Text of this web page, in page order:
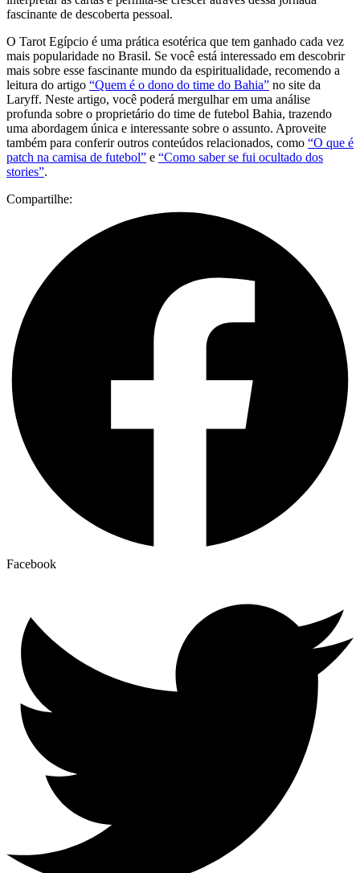
fascinante de descoberta pessoal.
O Tarot Egípcio é uma prática esotérica que tem ganhado cada vez
mais popularidade no Brasil. Se você está interessado em descobrir
mais sobre esse fascinante mundo da espiritualidade, recomendo a
leitura do artigo “Quem é o dono do time do Bahia” no site da
Laryff. Neste artigo, você poderá mergulhar em uma análise
profunda sobre o proprietário do time de futebol Bahia, trazendo
uma abordagem única e interessante sobre o assunto. Aproveite
também para conferir outros conteúdos relacionados, como “O que é
patch na camisa de futebol” e “Como saber se fui ocultado dos
stories”.
Compartilhe:
Facebook